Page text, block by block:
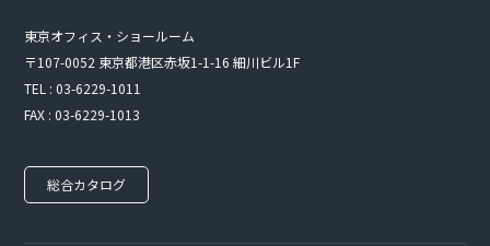
東京オフィス・ショールーム
〒107-0052 東京都港区赤坂1-1-16 細川ビル1F
TEL : 03-6229-1011
FAX : 03-6229-1013
総合カタログ